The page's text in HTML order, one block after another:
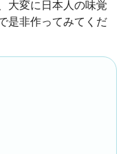
大変に日本人の味覚
是非作ってみてくだ